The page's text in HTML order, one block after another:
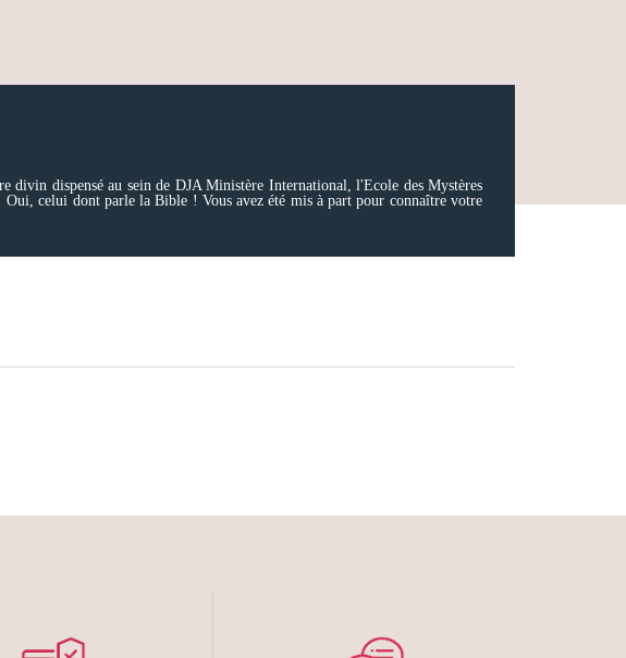
divin dispensé au sein de DJA Ministère International, l'Ecole des Mystères
celui dont parle la Bible ! Vous avez été mis à part pour connaître votre